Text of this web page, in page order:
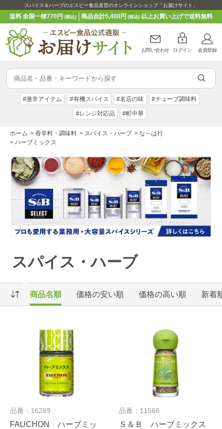
スパイス＆ハーブのエスビー食品直営のオンラインショップ「お届けサイト」
送料 全国一律770円(税込) 商品合計5,400円 (税込)以上お買い上げで送料無料
お問い合わせ ログイン 会員登録
#激辛アイテム #有機スパイス #名店の味 #チューブ調味料
#レンジ対応品 #町中華
ホーム > 香辛料・調味料 > スパイス・ハーブ > な～は行
> ハーブミックス
スパイス・ハーブ
商品名順 価格の安い順 価格の高い順 新着
品番：16289
FAUCHON ハーブミッ
品番：11568
Ｓ＆Ｂ ハーブミックス